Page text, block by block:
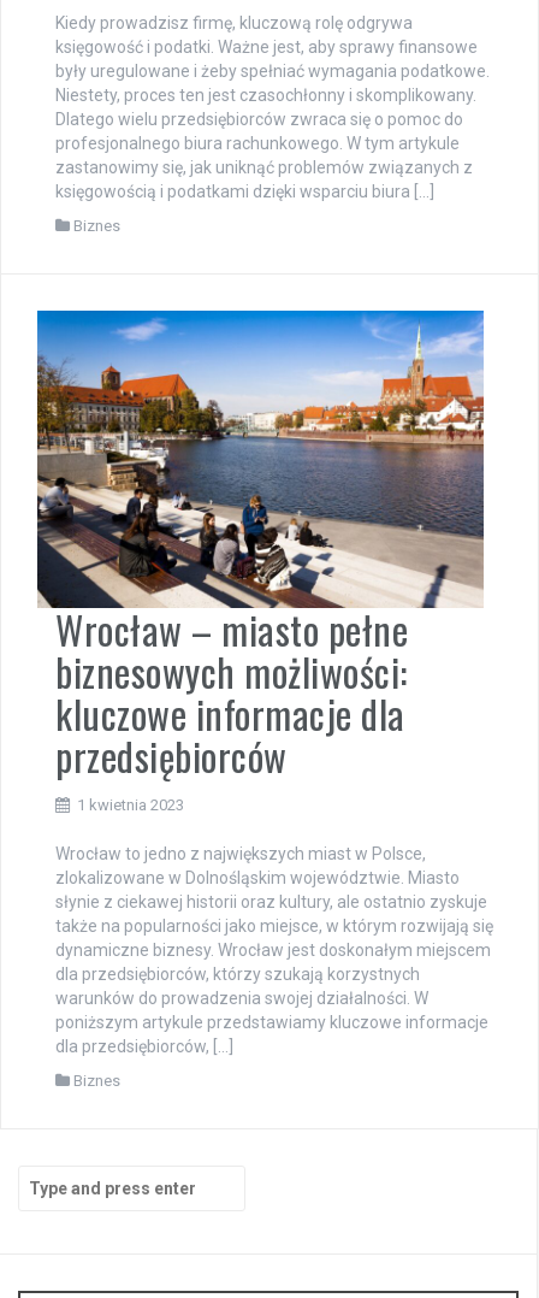
Kiedy prowadzisz firmę, kluczową rolę odgrywa
księgowość i podatki. Ważne jest, aby sprawy finansowe
były uregulowane i żeby spełniać wymagania podatkowe.
Niestety, proces ten jest czasochłonny i skomplikowany.
Dlatego wielu przedsiębiorców zwraca się o pomoc do
profesjonalnego biura rachunkowego. W tym artykule
zastanowimy się, jak uniknąć problemów związanych z
księgowością i podatkami dzięki wsparciu biura […]
Biznes
Wrocław – miasto pełne
biznesowych możliwości:
kluczowe informacje dla
przedsiębiorców
1 kwietnia 2023
Wrocław to jedno z największych miast w Polsce,
zlokalizowane w Dolnośląskim województwie. Miasto
słynie z ciekawej historii oraz kultury, ale ostatnio zyskuje
także na popularności jako miejsce, w którym rozwijają się
dynamiczne biznesy. Wrocław jest doskonałym miejscem
dla przedsiębiorców, którzy szukają korzystnych
warunków do prowadzenia swojej działalności. W
poniższym artykule przedstawiamy kluczowe informacje
dla przedsiębiorców, […]
Biznes
Search
for: